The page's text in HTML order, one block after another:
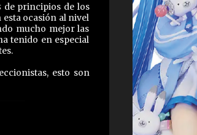
de principios de los
ocasión al nivel
mucho mejor las
tenido en especial
esto son